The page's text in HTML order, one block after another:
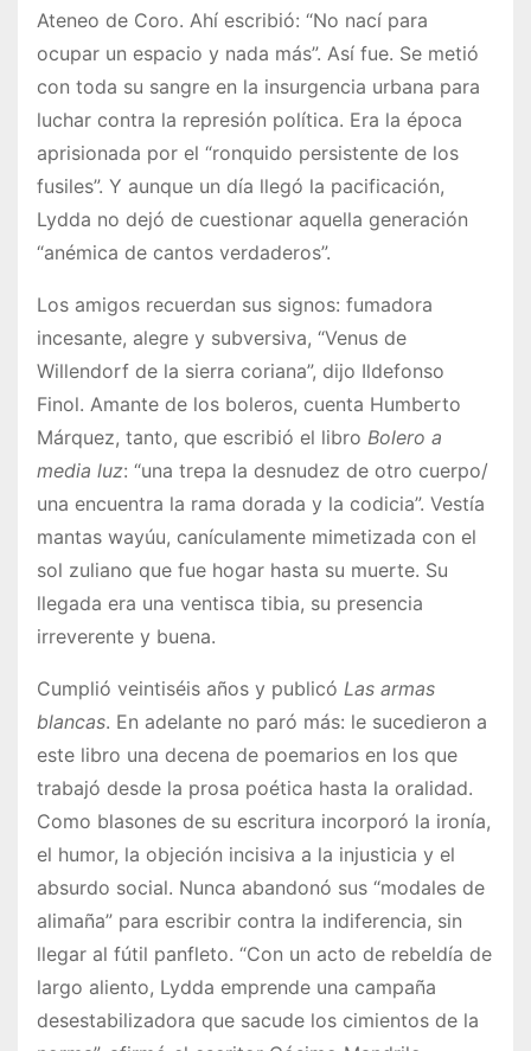
Ateneo de Coro. Ahí escribió: “No nací para
ocupar un espacio y nada más”. Así fue. Se metió
con toda su sangre en la insurgencia urbana para
luchar contra la represión política. Era la época
aprisionada por el “ronquido persistente de los
fusiles”. Y aunque un día llegó la pacificación,
Lydda no dejó de cuestionar aquella generación
“anémica de cantos verdaderos”.
Los amigos recuerdan sus signos: fumadora
incesante, alegre y subversiva, “Venus de
Willendorf de la sierra coriana”, dijo Ildefonso
Finol. Amante de los boleros, cuenta Humberto
Márquez, tanto, que escribió el libro Bolero a
media luz: “una trepa la desnudez de otro cuerpo/
una encuentra la rama dorada y la codicia”. Vestía
mantas wayúu, canículamente mimetizada con el
sol zuliano que fue hogar hasta su muerte. Su
llegada era una ventisca tibia, su presencia
irreverente y buena.
Cumplió veintiséis años y publicó Las armas
blancas. En adelante no paró más: le sucedieron a
este libro una decena de poemarios en los que
trabajó desde la prosa poética hasta la oralidad.
Como blasones de su escritura incorporó la ironía,
el humor, la objeción incisiva a la injusticia y el
absurdo social. Nunca abandonó sus “modales de
alimaña” para escribir contra la indiferencia, sin
llegar al fútil panfleto. “Con un acto de rebeldía de
largo aliento, Lydda emprende una campaña
desestabilizadora que sacude los cimientos de la